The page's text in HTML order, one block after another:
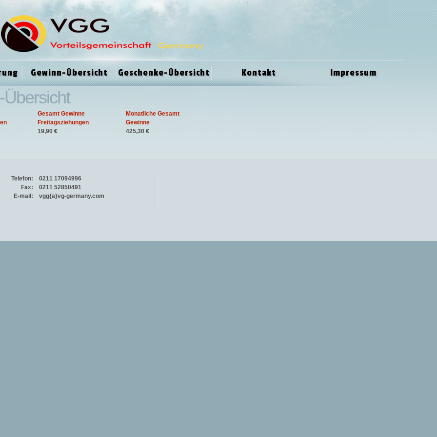
Gewinn-Übersicht Geschenke-Übersicht Kontakt Impressum
Gesamt Gewinne
Freitagsziehungen
Monatliche Gesamt
Gewinne
19,90 € 425,30 €
Telefon:
0211 17094996
Fax:
0211 52850491
E-mail:
vgg{a}vg-germany.com